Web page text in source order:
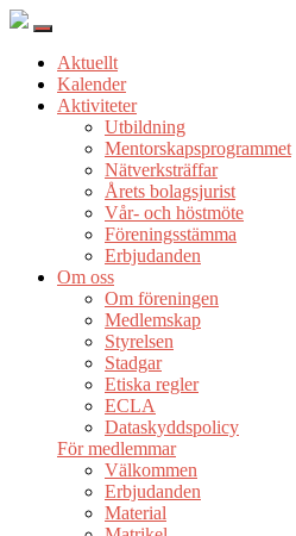
Aktuellt
Kalender
Aktiviteter
Utbildning
Mentorskapsprogrammet
Nätverksträffar
Årets bolagsjurist
Vår- och höstmöte
Föreningsstämma
Erbjudanden
Om oss
Om föreningen
Medlemskap
Styrelsen
Stadgar
Etiska regler
ECLA
Dataskyddspolicy
För medlemmar
Välkommen
Erbjudanden
Material